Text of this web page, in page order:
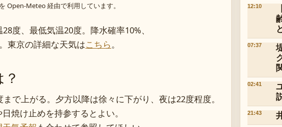
Open-Meteo 経由で利用しています。
度、最低気温20度。降水確率10%、
東京の詳細な天気はこちら。
で上がる。夕方以降は徐々に下がり、夜は22度程度。
焼け止めを持参するとよい。
12:10
07:37
02:41
21:43